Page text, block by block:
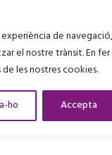
de navegació,
el nostre trànsit. En fer
les nostres cookies.
ho Accepta